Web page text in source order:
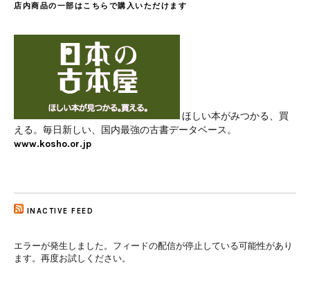
店内商品の一部はこちらで購入いただけます
ほしい本がみつかる、買
える。毎日新しい、国内最強の古書データベース。
www.kosho.or.jp
INACTIVE FEED
エラーが発生しました。フィードの配信が停止している可能性があり
ます。再度お試しください。